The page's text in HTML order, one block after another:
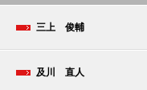
三上 俊輔
及川 直人